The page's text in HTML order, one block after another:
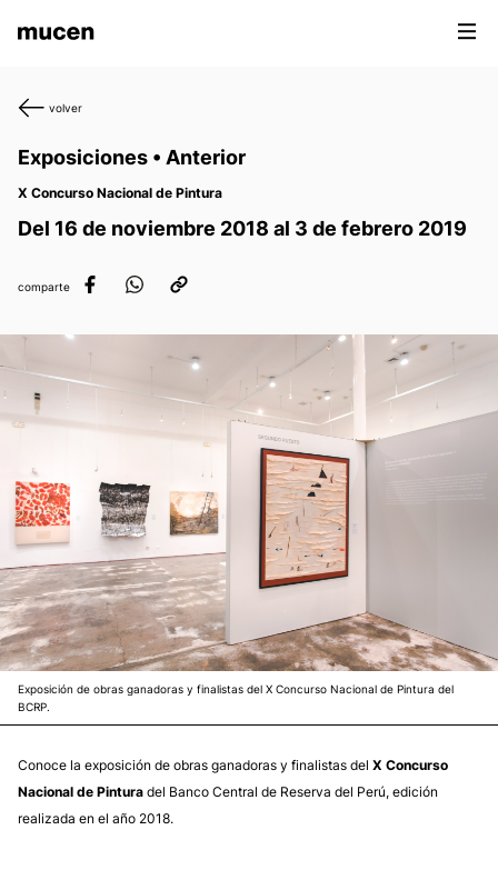
volver
Exposiciones • Anterior
X Concurso Nacional de Pintura
Del 16 de noviembre 2018 al 3 de febrero 2019
comparte
Exposición de obras ganadoras y finalistas del X Concurso Nacional de Pintura del
BCRP.
Conoce la exposición de obras ganadoras y finalistas del X Concurso
Nacional de Pintura del Banco Central de Reserva del Perú, edición
realizada en el año 2018.